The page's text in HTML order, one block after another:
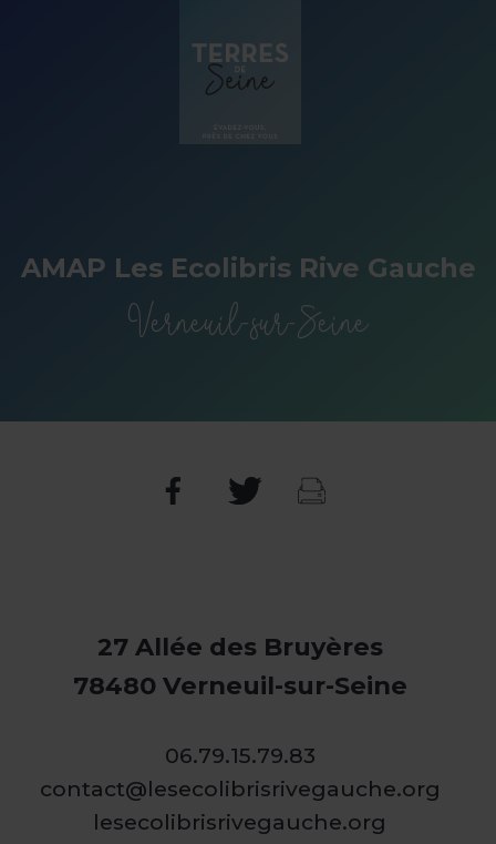
AMAP Les Ecolibris Rive Gauche
Verneuil-sur-Seine
27 Allée des Bruyères
78480 Verneuil-sur-Seine
06.79.15.79.83
contact@lesecolibrisrivegauche.org
lesecolibrisrivegauche.org